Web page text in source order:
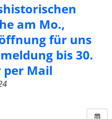
am Mo.,
für uns
bis 30.
per Mail